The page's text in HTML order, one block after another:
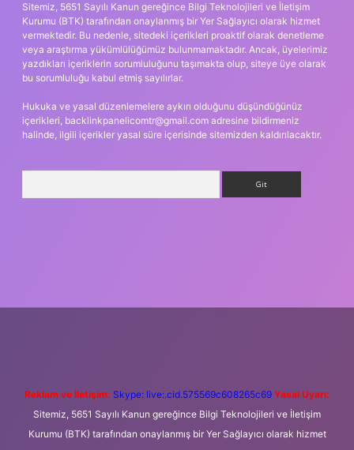
Sitemiz, 5651 Sayılı Kanun gereğince Bilgi Teknolojileri ve İletişim
Kurumu (BTK) tarafından onaylanmış bir Yer Sağlayıcı olarak hizmet
vermektedir. Bu nedenle, sitedeki içerikleri proaktif olarak denetleme
veya araştırma yükümlülüğümüz bulunmamaktadır. Ancak, üyelerimiz
yazdıkları içeriklerin sorumluluğunu taşımakta olup, siteye üye olarak
bu sorumluluğu kabul etmiş sayılırlar.
Hukuka ve yasal düzenlemelere aykırı olduğunu düşündüğünüz
içerikleri, backlinkpanelicomtr@gmail.com adresine bildirmeniz
halinde, ilgili içerikler yasal süre içerisinde sitemizden kaldırılacaktır.
Reklam ve İletişim: Skype: live:.cid.575569c608265c69 Yasal Uyarı:
Sitemiz, 5651 Sayılı Kanun gereğince Bilgi Teknolojileri ve İletişim
Kurumu (BTK) tarafından onaylanmış bir Yer Sağlayıcı olarak hizmet